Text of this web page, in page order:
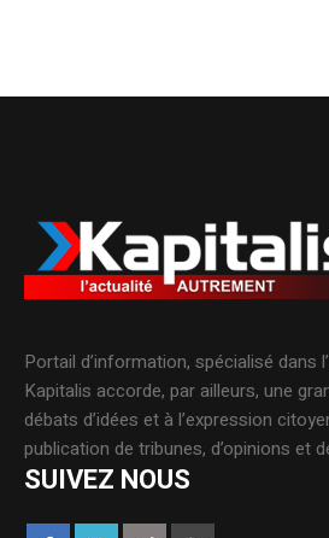
Portail d’information, spécialisé dans
Kapitalis accorde, par ailleurs, une
débats d’idées et à l’expression
publication de tribunes, d’opinions et
SUIVEZ NOUS